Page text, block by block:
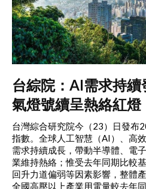
台綜院：AI需求持
氣燈號續呈熱絡紅燈
台灣綜合研究院今（23）日發布
指數。全球人工智慧（AI）、高
需求持續成長，帶動半導體、電
業維持熱絡；惟受去年同期比較
回升力道偏弱等因素影響，整體
全國高壓以上產業用電量較去年